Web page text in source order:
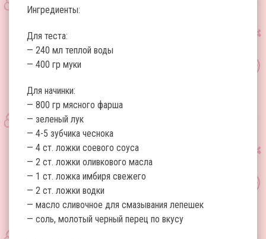
Ингредиенты:
Для теста:
— 240 мл теплой воды
— 400 гр муки
Для начинки:
— 800 гр мясного фарша
— зеленый лук
— 4-5 зубчика чеснока
— 4 ст. ложки соевого соуса
— 2 ст. ложки оливкового масла
— 1 ст. ложка имбиря свежего
— 2 ст. ложки водки
— масло сливочное для смазывания лепешек
— соль, молотый черный перец по вкусу